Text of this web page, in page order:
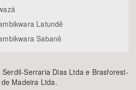
Latundê
Sabanê
Serraria Dias Ltda e Brasforest-
Madeira Ltda.